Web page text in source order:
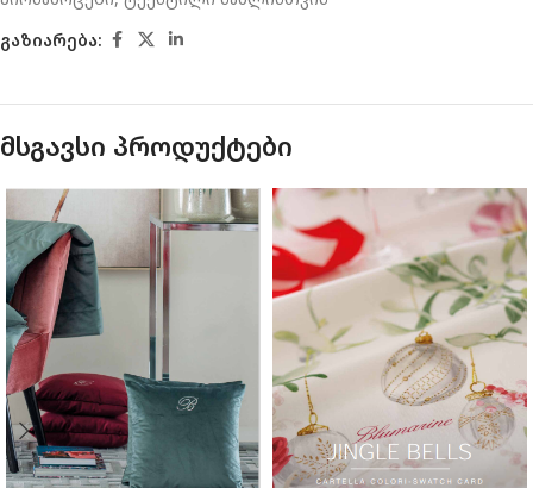
გაზიარება:
მსგავსი პროდუქტები